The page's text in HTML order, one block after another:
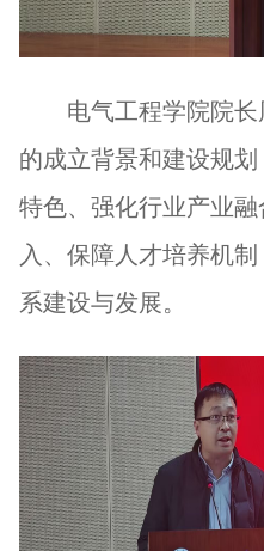
电气工程学院院
的成立背景和建设规
特色、强化行业产业融
入、保障人才培养机
系建设与发展。